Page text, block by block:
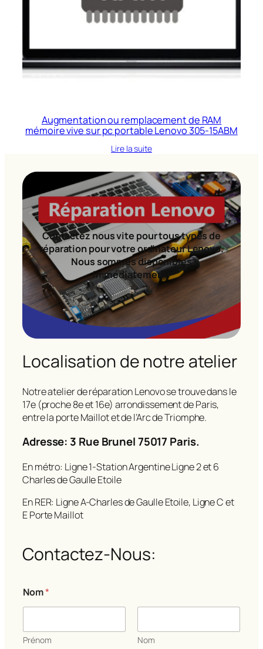
Augmentation ou remplacement de RAM
mémoire vive sur pc portable Lenovo 305-15ABM
Lire la suite
Contactez nous vite pour tous types de
réparation pour votre ordinateur Lenovo.
Nous sommes disponibles
immédiatement!
Localisation de notre atelier
Notre atelier de réparation Lenovo se trouve dans le
17e (proche 8e et 16e) arrondissement de Paris,
entre la porte Maillot et de l’Arc de Triomphe.
Adresse: 3 Rue Brunel 75017 Paris.
En métro: Ligne 1-Station Argentine Ligne 2 et 6
Charles de Gaulle Etoile
En RER: Ligne A-Charles de Gaulle Etoile, Ligne C et
E Porte Maillot
Contactez-Nous:
o
u
o
m
Nom*
Prénom Nom